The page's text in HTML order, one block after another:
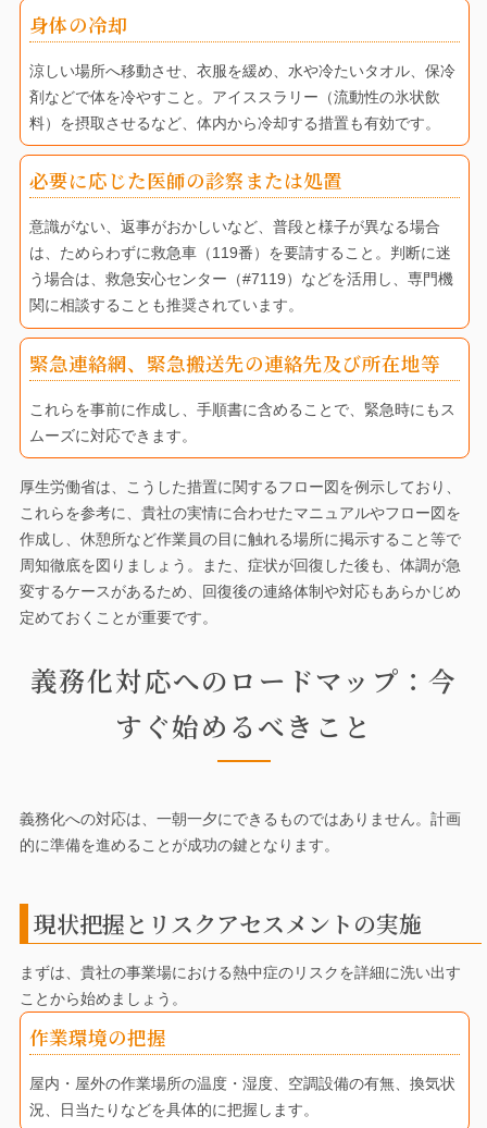
身体の冷却
涼しい場所へ移動させ、衣服を緩め、水や冷たいタオル、保冷
剤などで体を冷やすこと。アイススラリー（流動性の氷状飲
料）を摂取させるなど、体内から冷却する措置も有効です。
必要に応じた医師の診察または処置
意識がない、返事がおかしいなど、普段と様子が異なる場合
は、ためらわずに救急車（119番）を要請すること。判断に迷
う場合は、救急安心センター（#7119）などを活用し、専門機
関に相談することも推奨されています。
緊急連絡網、緊急搬送先の連絡先及び所在地等
これらを事前に作成し、手順書に含めることで、緊急時にもス
ムーズに対応できます。
厚生労働省は、こうした措置に関するフロー図を例示しており、
これらを参考に、貴社の実情に合わせたマニュアルやフロー図を
作成し、休憩所など作業員の目に触れる場所に掲示すること等で
周知徹底を図りましょう。また、症状が回復した後も、体調が急
変するケースがあるため、回復後の連絡体制や対応もあらかじめ
定めておくことが重要です。
義務化対応へのロードマップ：今
すぐ始めるべきこと
義務化への対応は、一朝一夕にできるものではありません。計画
的に準備を進めることが成功の鍵となります。
現状把握とリスクアセスメントの実施
まずは、貴社の事業場における熱中症のリスクを詳細に洗い出す
ことから始めましょう。
作業環境の把握
屋内・屋外の作業場所の温度・湿度、空調設備の有無、換気状
況、日当たりなどを具体的に把握します。